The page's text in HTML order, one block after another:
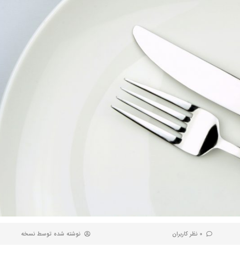
0 نظر کاربران نوشته شده توسط نسخه